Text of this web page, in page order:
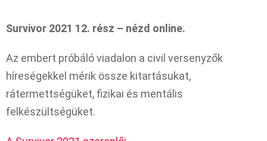
Survivor 2021 12. rész – nézd online.
Az embert próbáló viadalon a civil versenyzők
híreségekkel mérik össze kitartásukat,
rátermettségüket, fizikai és mentális
felkészültségüket.